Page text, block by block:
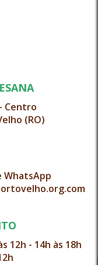
Centro
(RO)
WhatsApp
12h - 14h às 18h